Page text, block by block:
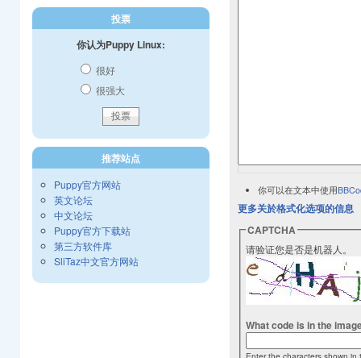
你可以在文本中使用
更多关於格式化选项的信息
CAPTCHA
请验证您是否是机器人。
What code is in the
投票
你认为Puppy Linux:
很好
很强大
推荐站点
Puppy官方网站
英文论坛
中文论坛
Puppy官方下载站
第三方软件库
SliTaz中文官方网站